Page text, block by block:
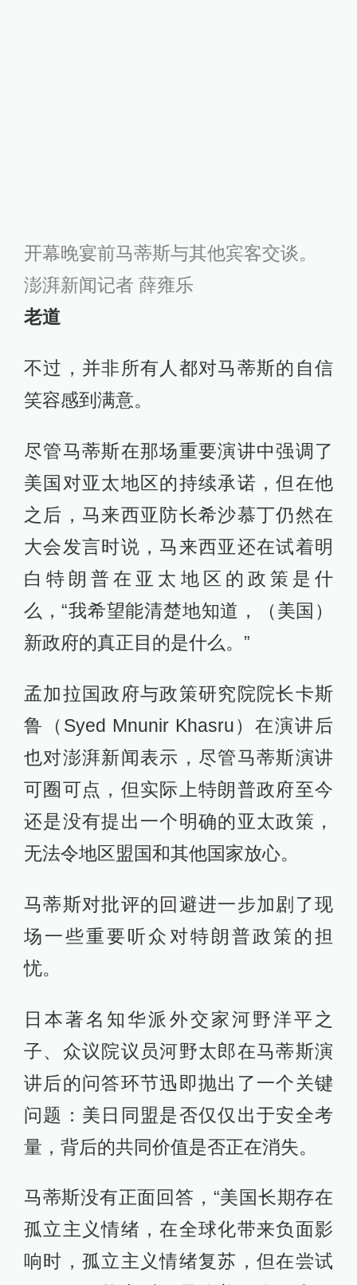
开幕晚宴前马蒂斯与其他宾客交谈。
澎湃新闻记者 薛雍乐
老道
不过，并非所有人都对马蒂斯的自信
笑容感到满意。
尽管马蒂斯在那场重要演讲中强调了
美国对亚太地区的持续承诺，但在他
之后，马来西亚防长希沙慕丁仍然在
大会发言时说，马来西亚还在试着明
白特朗普在亚太地区的政策是什
么，“我希望能清楚地知道，（美国）
新政府的真正目的是什么。”
孟加拉国政府与政策研究院院长卡斯
鲁（Syed Mnunir Khasru）在演讲后
也对澎湃新闻表示，尽管马蒂斯演讲
可圈可点，但实际上特朗普政府至今
还是没有提出一个明确的亚太政策，
无法令地区盟国和其他国家放心。
马蒂斯对批评的回避进一步加剧了现
场一些重要听众对特朗普政策的担
忧。
日本著名知华派外交家河野洋平之
子、众议院议员河野太郎在马蒂斯演
讲后的问答环节迅即抛出了一个关键
问题：美日同盟是否仅仅出于安全考
量，背后的共同价值是否正在消失。
马蒂斯没有正面回答，“美国长期存在
孤立主义情绪，在全球化带来负面影
响时，孤立主义情绪复苏，但在尝试